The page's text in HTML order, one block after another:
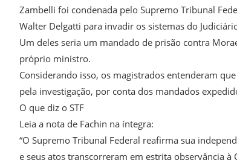
Zambelli foi condenada pelo Supremo Tribunal
Walter Delgatti para invadir os sistemas do
Um deles seria um mandado de prisão contra
próprio ministro.
Considerando isso, os magistrados entenderam
pela investigação, por conta dos mandados
O que diz o STF
Leia a nota de Fachin na íntegra:
“O Supremo Tribunal Federal reafirma sua
e seus atos transcorreram em estrita observância